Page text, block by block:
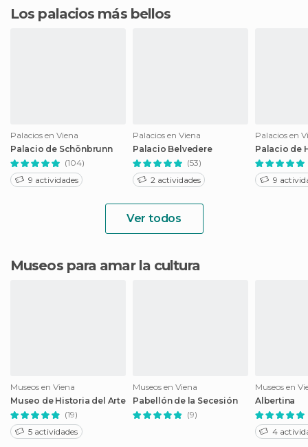
Los palacios más bellos
Palacios en Viena
Palacio de Schönbrunn
(104)
9 actividades
Palacios en Viena
Palacio Belvedere
(53)
2 actividades
Palacios en
Palacio de
9
Ver todos
Museos para amar la cultura
Museos en Viena
Museo de Historia del Arte
(19)
5 actividades
Museos en Viena
Pabellón de la Secesión
(9)
Museos en
Albertina
4